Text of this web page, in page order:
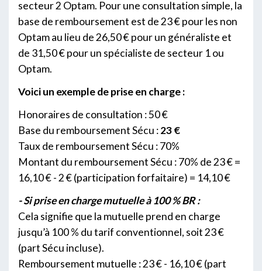
secteur 2 Optam. Pour une consultation simple, la
base de remboursement est de 23 € pour les non
Optam au lieu de 26,50 € pour un généraliste et
de 31,50 € pour un spécialiste de secteur 1 ou
Optam.
Voici un exemple de prise en charge :
Honoraires de consultation : 50 €
Base du remboursement Sécu :23 €
Taux de remboursement Sécu : 70%
Montant du remboursement Sécu : 70% de 23 € =
16,10 € - 2 € (participation forfaitaire) = 14,10 €
- Si prise en charge mutuelle à 100 % BR :
Cela signifie que la mutuelle prend en charge
jusqu’à 100 % du tarif conventionnel, soit 23 €
(part Sécu incluse).
Remboursement mutuelle : 23 € - 16,10 € (part